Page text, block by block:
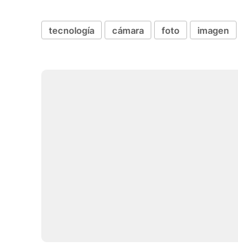
tecnología cámara foto imagen